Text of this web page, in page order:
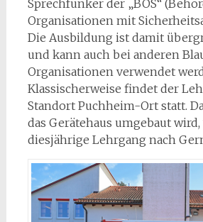
Sprechfunker der „BOS“
Organisationen mit
Die Ausbildung ist damit
und kann auch bei anderen
Organisationen verwendet
Klassischerweise findet der
Standort Puchheim-Ort statt.
das Gerätehaus umgebaut
diesjährige Lehrgang nach